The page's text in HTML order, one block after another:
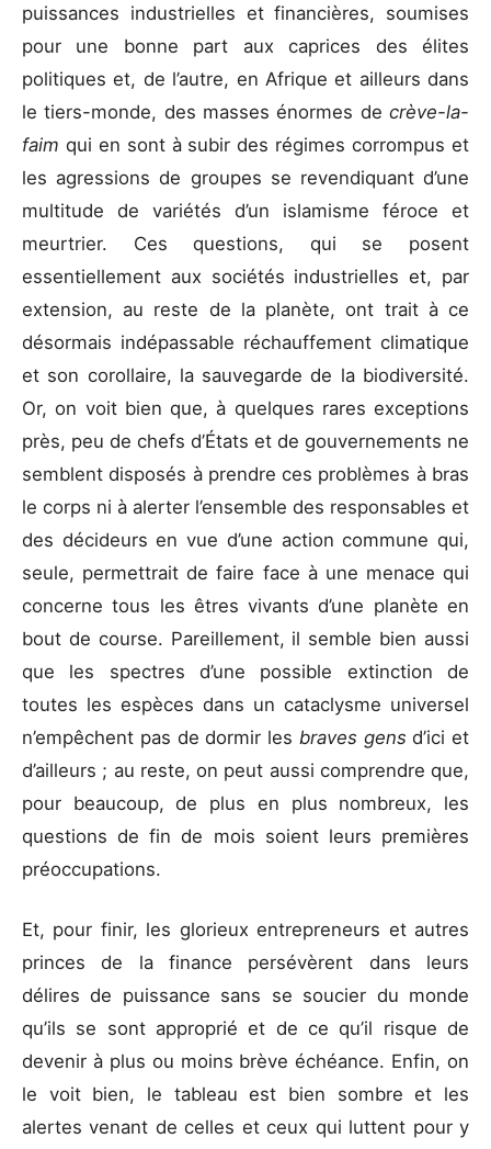
puissances industrielles et financières, soumises
pour une bonne part aux caprices des élites
politiques et, de l’autre, en Afrique et ailleurs dans
le tiers-monde, des masses énormes de crève-la-
faim qui en sont à subir des régimes corrompus et
les agressions de groupes se revendiquant d’une
multitude de variétés d’un islamisme féroce et
meurtrier. Ces questions, qui se posent
essentiellement aux sociétés industrielles et, par
extension, au reste de la planète, ont trait à ce
désormais indépassable réchauffement climatique
et son corollaire, la sauvegarde de la biodiversité.
Or, on voit bien que, à quelques rares exceptions
près, peu de chefs d’États et de gouvernements ne
semblent disposés à prendre ces problèmes à bras
le corps ni à alerter l’ensemble des responsables et
des décideurs en vue d’une action commune qui,
seule, permettrait de faire face à une menace qui
concerne tous les êtres vivants d’une planète en
bout de course. Pareillement, il semble bien aussi
que les spectres d’une possible extinction de
toutes les espèces dans un cataclysme universel
n’empêchent pas de dormir les braves gensd’ici et
d’ailleurs ; au reste, on peut aussi comprendre que,
pour beaucoup, de plus en plus nombreux, les
questions de fin de mois soient leurs premières
préoccupations.
Et, pour finir, les glorieux entrepreneurs et autres
princes de la finance persévèrent dans leurs
délires de puissance sans se soucier du monde
qu’ils se sont approprié et de ce qu’il risque de
devenir à plus ou moins brève échéance. Enfin, on
le voit bien, le tableau est bien sombre et les
alertes venant de celles et ceux qui luttent pour y